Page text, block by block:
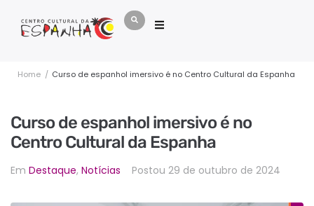
Home / Curso de espanhol imersivo é no Centro Cultural da Espanha
Curso de espanhol imersivo é no
Centro Cultural da Espanha
Em Destaque, Notícias Postou 29 de outubro de 2024